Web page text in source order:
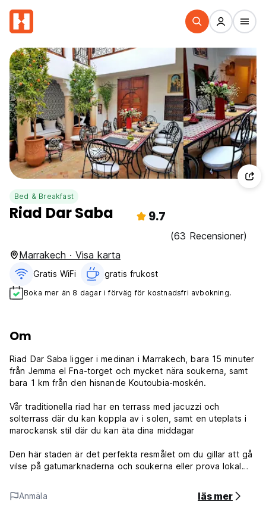
Bed & Breakfast
Riad Dar Saba 9.7
(63 Recensioner)
Marrakech · Visa karta
Gratis WiFi gratis frukost‎
Boka mer än 8 dagar i förväg för kostnadsfri avbokning.
Om
Riad Dar Saba ligger i medinan i Marrakech, bara 15 minuter
från Jemma el Fna-torget och mycket nära soukerna, samt
bara 1 km från den hisnande Koutoubia-moskén.
Vår traditionella riad har en terrass med jacuzzi och
solterrass där du kan koppla av i solen, samt en uteplats i
marockansk stil där du kan äta dina middagar
Den här staden är det perfekta resmålet om du gillar att gå
vilse på gatumarknaderna och soukerna eller prova lokal
Vänligen notera:
Anmäla läs mer